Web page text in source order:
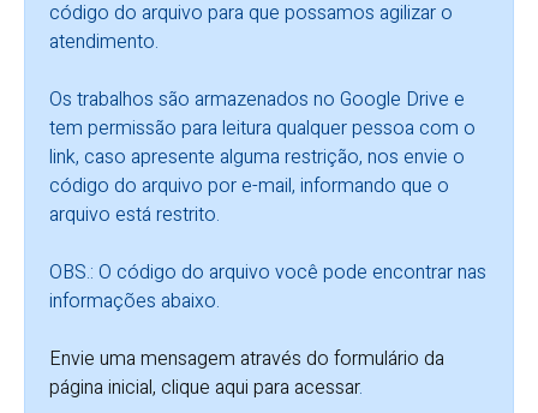
código do arquivo para que possamos agilizar o
atendimento.
Os trabalhos são armazenados no Google Drive e
tem permissão para leitura qualquer pessoa com o
link, caso apresente alguma restrição, nos envie o
código do arquivo por e-mail, informando que o
arquivo está restrito.
OBS.: O código do arquivo você pode encontrar nas
informações abaixo.
Envie uma mensagem através do formulário da
página inicial, clique aqui para acessar.